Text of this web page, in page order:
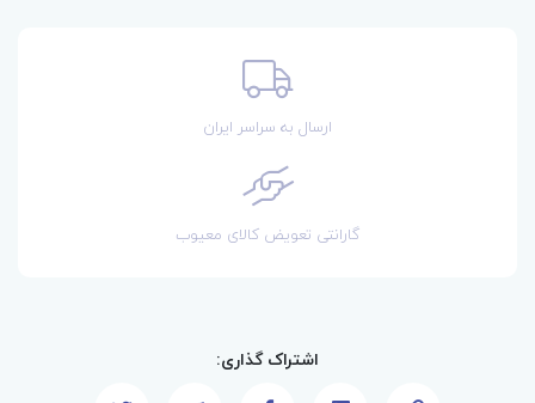
ارسال به سراسر ایران
گارانتی تعویض کالای معیوب
اشتراک گذاری: